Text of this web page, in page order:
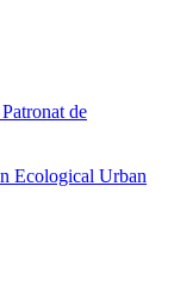
de
Ecological Urban